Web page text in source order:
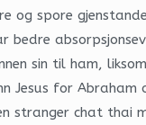
og spore
bedre
sin til ham,
Jesus for Abraham
stranger chat thai